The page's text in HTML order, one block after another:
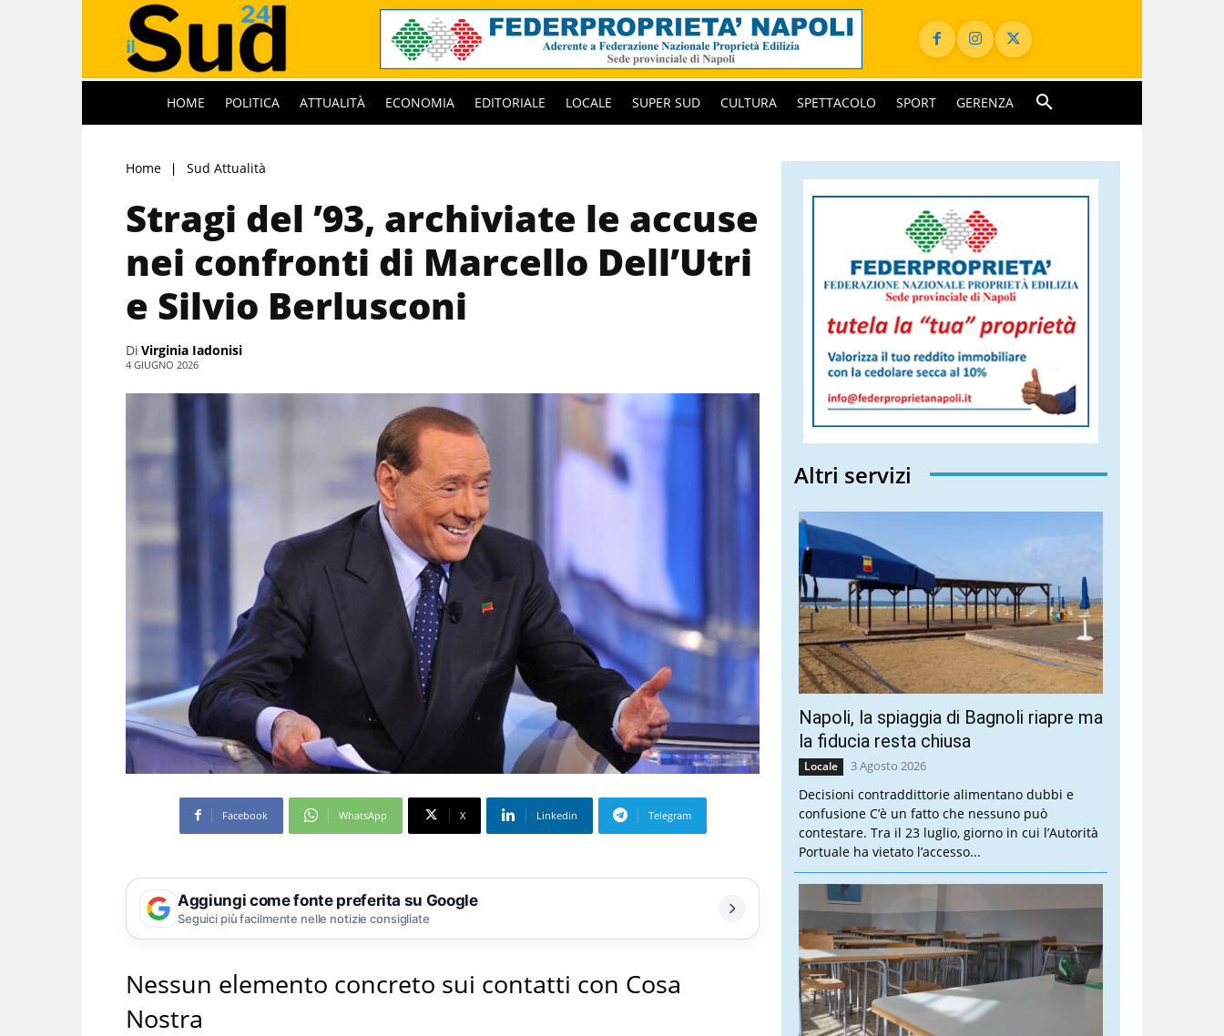
HOME POLITICA ATTUALITÀ ECONOMIA EDITORIALE LOCALE SUPER SUD CULTURA SPETTACOLO SPORT GERENZA
Home Sud Attualità
Stragi del ’93, archiviate le accuse
nei confronti di Marcello Dell’Utri
e Silvio Berlusconi
Di Virginia Iadonisi
4 GIUGNO 2026
Facebook WhatsApp X Linkedin Telegram
Aggiungi come fonte preferita su Google
Seguici più facilmente nelle notizie consigliate
Nessun elemento concreto sui contatti con Cosa
Nostra
Altri servizi
Napoli, la spiaggia di Bagnoli riapre ma
la fiducia resta chiusa
Locale 3 Agosto 2026
Decisioni contraddittorie alimentano dubbi e
confusione C’è un fatto che nessuno può
contestare. Tra il 23 luglio, giorno in cui l’Autorità
Portuale ha vietato l’accesso...